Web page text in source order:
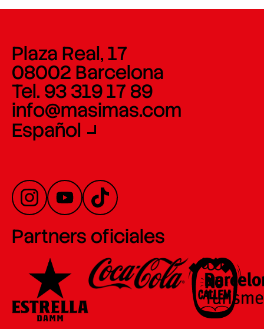
Plaza Real, 17
08002 Barcelona
Tel. 93 319 17 89
info@masimas.com
Español
Partners oficiales